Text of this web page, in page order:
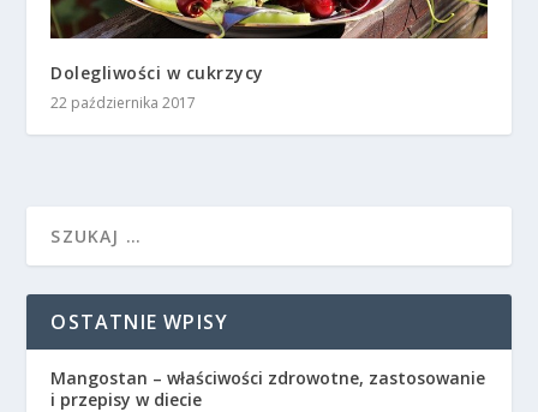
Dolegliwości w cukrzycy
22 października 2017
OSTATNIE WPISY
Mangostan – właściwości zdrowotne, zastosowanie
i przepisy w diecie